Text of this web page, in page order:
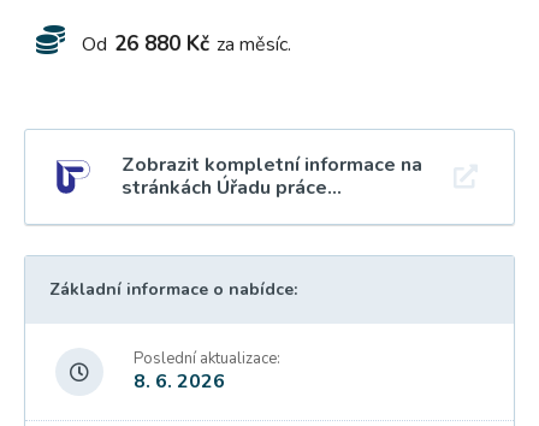
Od 26 880 Kč za měsíc.
Zobrazit kompletní informace na
stránkách Úřadu práce...
Základní informace o nabídce:
Poslední aktualizace:
8. 6. 2026